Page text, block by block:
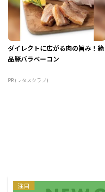
ダイレクトに広がる肉の旨み！絶
品豚バラベーコン
PR (レタスクラブ)
注目